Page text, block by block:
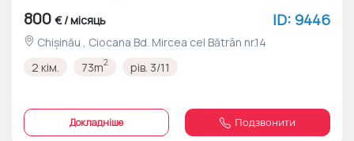
800 € / місяць ID: 9446
Chișinău , Ciocana Bd. Mircea cel Bătrân nr.14
2 кім.
73m2 рів. 3/11
Докладніше Подзвонити